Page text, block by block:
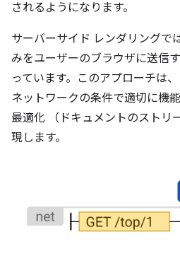
されるようになります。
サーバーサイド レンダリングで
みをユーザーのブラウザに送信
っています。このアプローチは
ネットワークの条件で適切に機
最適化 （ドキュメントのストリ
現します。